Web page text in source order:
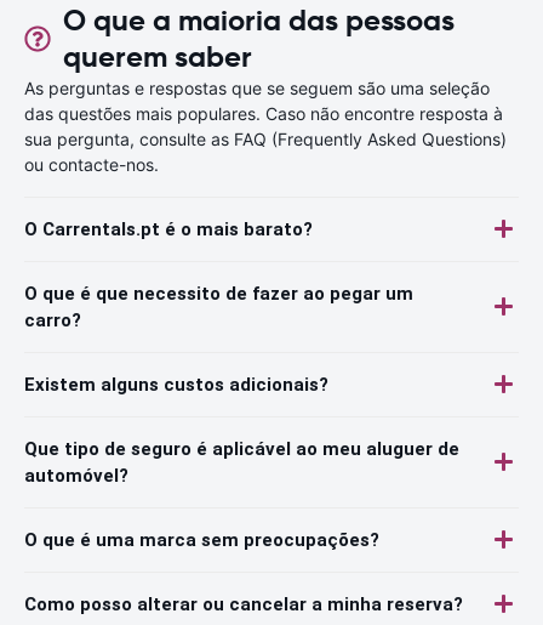
O que a maioria das pessoas
querem saber
As perguntas e respostas que se seguem são uma seleção
das questões mais populares. Caso não encontre resposta à
sua pergunta, consulte as FAQ (Frequently Asked Questions)
ou contacte-nos.
O Carrentals.pt é o mais barato?
O que é que necessito de fazer ao pegar um
carro?
Existem alguns custos adicionais?
Que tipo de seguro é aplicável ao meu aluguer de
automóvel?
O que é uma marca sem preocupações?
Como posso alterar ou cancelar a minha reserva?